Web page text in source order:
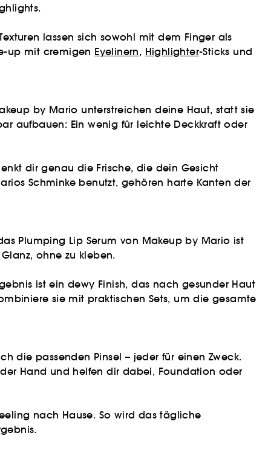
lassen sich sowohl mit dem Finger als
up mit cremigen Eyelinern, Highlighter-Sticks und
by Mario unterstreichen deine Haut, statt sie
aufbauen: Ein wenig für leichte Deckkraft oder
dir genau die Frische, die dein Gesicht
Schminke benutzt, gehören harte Kanten der
Plumping Lip Serum von Makeup by Mario ist
ohne zu kleben.
ist ein dewy Finish, das nach gesunder Haut
sie mit praktischen Sets, um die gesamte
die passenden Pinsel – jeder für einen Zweck.
Hand und helfen dir dabei, Foundation oder
nach Hause. So wird das tägliche